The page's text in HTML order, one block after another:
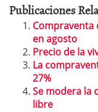
Publicaciones
Compraventa
en agosto
Precio de la
La
27%
Se modera la
libre